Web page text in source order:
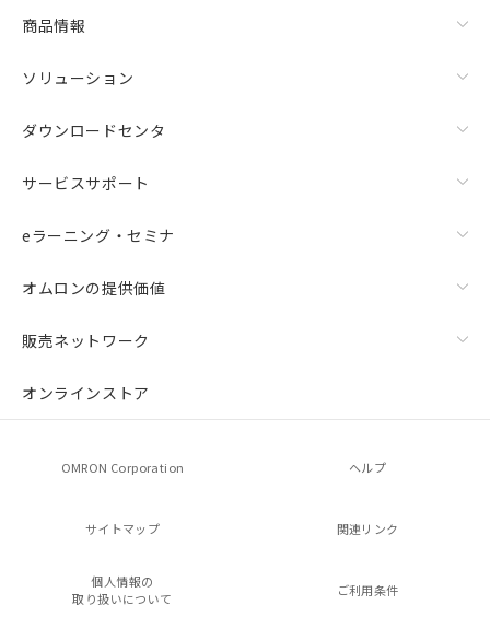
商品情報
ソリューション
ダウンロードセンタ
サービスサポート
eラーニング・セミナ
オムロンの提供価値
販売ネットワーク
オンラインストア
OMRON Corporation ヘルプ
サイトマップ 関連リンク
個人情報の
取り扱いについて
ご利用条件